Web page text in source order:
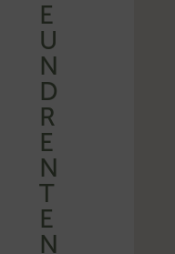
E
U
N
D
R
E
N
T
E
N